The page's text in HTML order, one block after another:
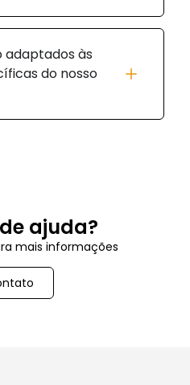
adaptados às
do nosso
ajuda?
mais informações